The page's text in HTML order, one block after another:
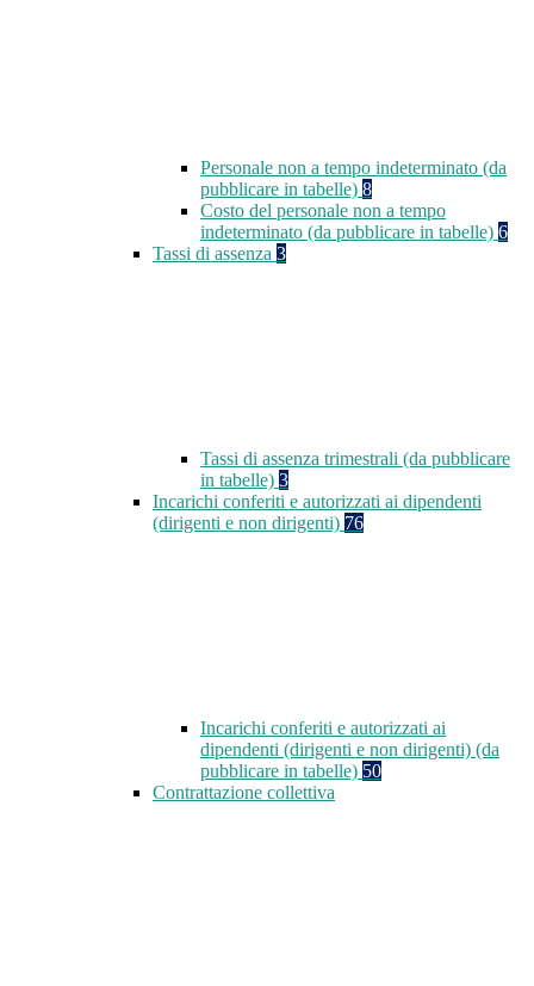
Personale non a tempo indeterminato (da
pubblicare in tabelle) 8
Costo del personale non a tempo
indeterminato (da pubblicare in tabelle) 6
Tassi di assenza 3
Tassi di assenza trimestrali (da pubblicare
in tabelle) 3
Incarichi conferiti e autorizzati ai dipendenti
(dirigenti e non dirigenti) 76
Incarichi conferiti e autorizzati ai
dipendenti (dirigenti e non dirigenti) (da
pubblicare in tabelle) 50
Contrattazione collettiva